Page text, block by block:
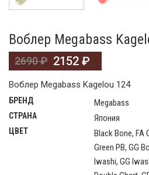
Воблер Megabass
2690₽ 2152 ₽
Воблер Megabass Kagelou 124
БРЕНД Megabass
СТРАНА Япония
ЦВЕТ
Black Bone, FA
Green PB, GG
Iwashi, GG